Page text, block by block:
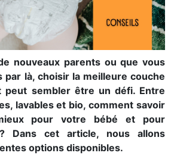
nouveaux parents ou que vous
par là, choisir la meilleure couche
peut sembler être un défi. Entre
lavables et bio, comment savoir
pour votre bébé et pour
Dans cet article, nous allons
options disponibles.